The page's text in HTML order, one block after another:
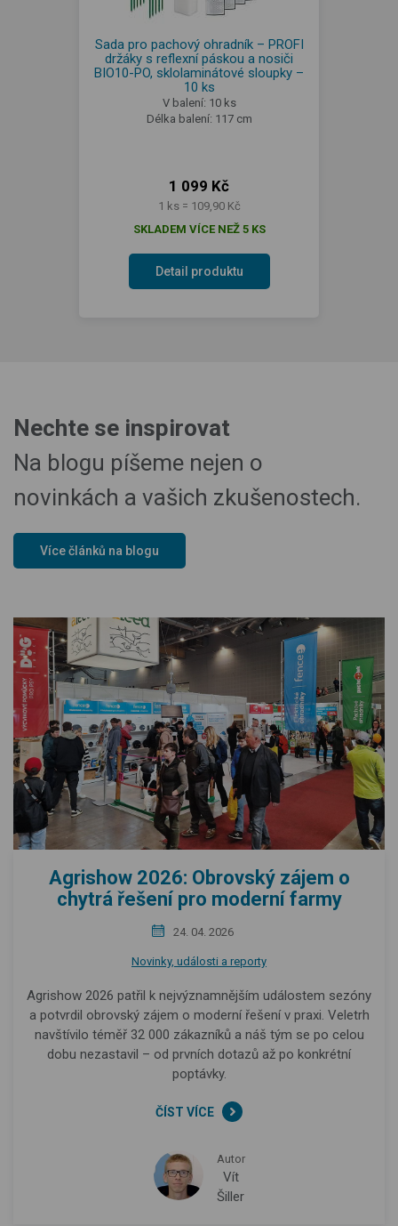
Sada pro pachový ohradník – PROFI
držáky s reflexní páskou a nosiči
BIO10-PO, sklolaminátové sloupky –
10 ks
V balení: 10 ks
Délka balení: 117 cm
1 099 Kč
1 ks = 109,90 Kč
SKLADEM VÍCE NEŽ 5 KS
Detail produktu
Nechte se inspirovat
Na blogu píšeme nejen o
novinkách a vašich zkušenostech.
Více článků na blogu
Agrishow 2026: Obrovský zájem o
chytrá řešení pro moderní farmy
24. 04. 2026
Novinky, události a reporty
Agrishow 2026 patřil k nejvýznamnějším událostem sezóny
a potvrdil obrovský zájem o moderní řešení v praxi. Veletrh
navštívilo téměř 32 000 zákazníků a náš tým se po celou
dobu nezastavil – od prvních dotazů až po konkrétní
poptávky.
ČÍST VÍCE
Autor
Vít
Šiller